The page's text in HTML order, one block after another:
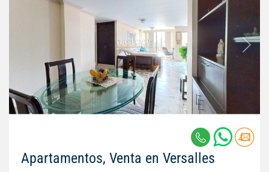
Apartamentos, Venta en Versalles